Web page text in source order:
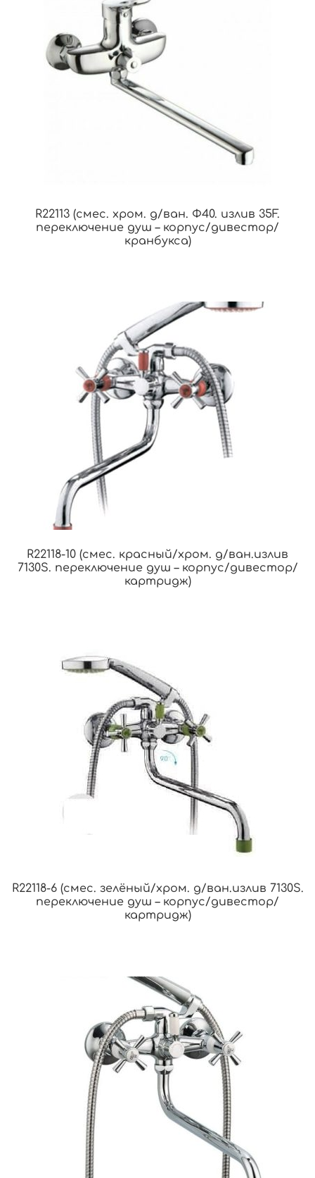
R22113 (смес. хром. д/ван. Ф40. излив 35F.
переключение душ – корпус/дивестор/
кранбукса)
R22118-10 (смес. красный/хром. д/ван.излив
7130S. переключение душ – корпус/дивестор/
картридж)
R22118-6 (смес. зелёный/хром. д/ван.излив 7130S.
переключение душ – корпус/дивестор/
картридж)